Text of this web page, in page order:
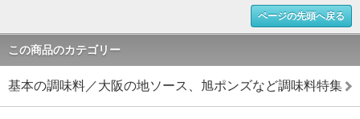
ページの先頭へ戻る
この商品のカテゴリー
基本の調味料／大阪の地ソース、旭ポンズなど調味料特集